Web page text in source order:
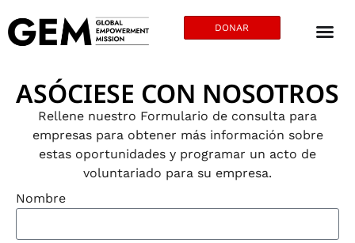
DONAR
ASÓCIESE CON NOSOTROS
Rellene nuestro Formulario de consulta para
empresas para obtener más información sobre
estas oportunidades y programar un acto de
voluntariado para su empresa.
Nombre